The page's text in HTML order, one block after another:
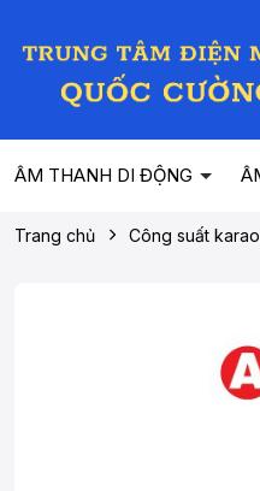
ÂM THANH DI ĐỘNG
Trang chủ Công suất